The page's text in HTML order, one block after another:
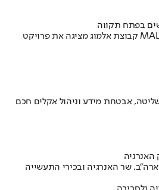
בפתח תקווה
קבוצת אלמוג מציגה את פרויקט MALA: מגדלי הפרימיום האחרונים
אבטחת מידע וניהול אקלים חכם
האנרגיה
שר האנרגיה ובכירי התעשייה